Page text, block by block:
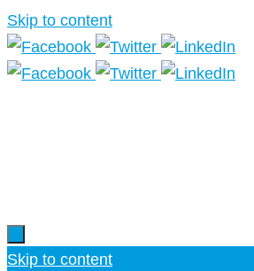
Skip to content
Skip to content
Más información.